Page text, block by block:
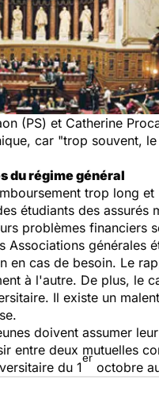
(PS) et Catherine
car "trop souvent,
du régime général
trop long
étudiants des
problèmes
Associations
en cas de besoin. Le
à l'autre. De plus, le
Il existe un
doivent assumer
entre deux mutuelles
du 1
er
octobre